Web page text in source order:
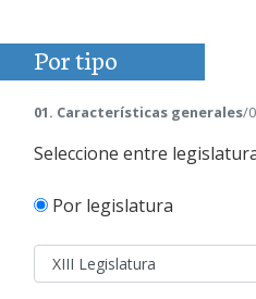
Por tipo
01. Características generales/
Seleccione entre
Por legislatura